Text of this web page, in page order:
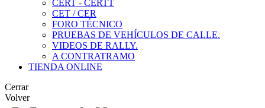
CERT - CERTT
CET / CER
FORO TÉCNICO
PRUEBAS DE VEHÍCULOS DE CALLE.
VIDEOS DE RALLY.
A CONTRATRAMO
TIENDA ONLINE
Cerrar
Volver